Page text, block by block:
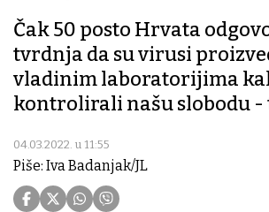
Čak 50 posto Hrvata
tvrdnja da su virusi
vladinim laboratorijima
kontrolirali našu slobodu -
04.03.2022. u 11:55
Piše: Iva Badanjak/JL